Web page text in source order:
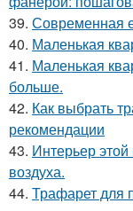
39. Современная
40. Маленькая
41. Маленькая
больше.
42. Как выбрать
рекомендации
43. Интерьер этой
воздуха.
44. Трафарет для